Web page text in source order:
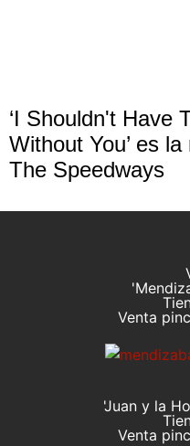
‘I Shouldn't Have
Without You’ es
The Speedways
Venta
'Juan y la
Venta